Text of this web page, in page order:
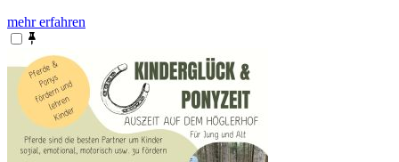
mehr erfahren